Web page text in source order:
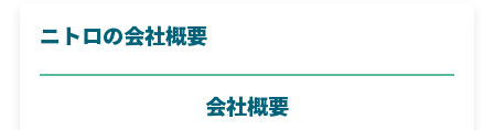
ニトロの会社概要
会社概要